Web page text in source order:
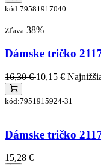
kód:79581917040
Zľava 38%
Dámske tričko
16,30 €10,15 €
kód:7951915924-31
Dámske tričko
15,28 €